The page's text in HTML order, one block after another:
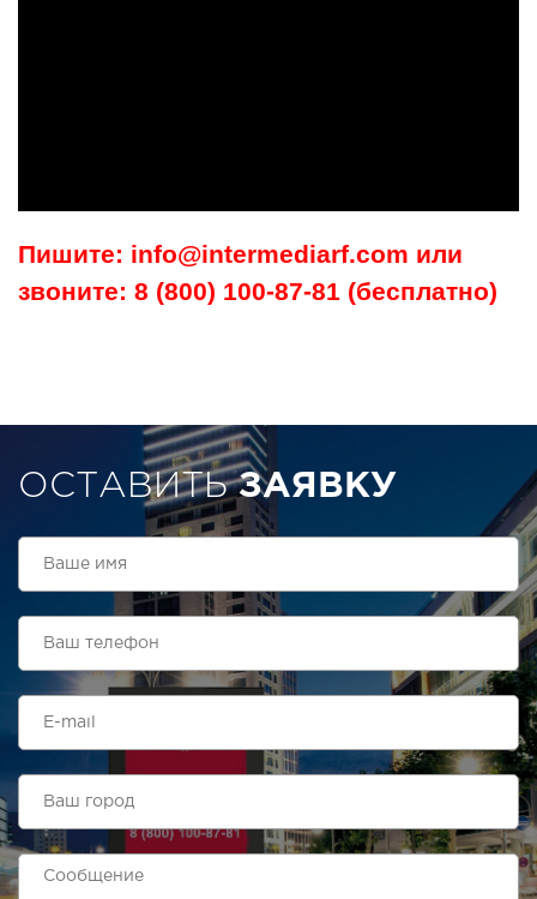
Пишите: info@intermediarf.com или
звоните: 8 (800) 100-87-81 (бесплатно)
ОСТАВИТЬЗАЯВКУ